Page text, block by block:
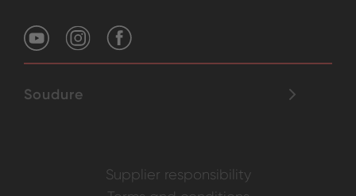
Soudure
Supplier responsibility